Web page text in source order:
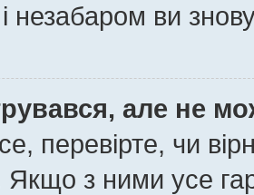
і незабаром ви
але не
перевірте, чи
Якщо з ними усе